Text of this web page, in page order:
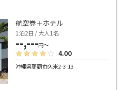
航空券＋ホテル
1泊2日 / 大人1名
--,---円～
4.00
沖縄県那覇市久米2-3-13